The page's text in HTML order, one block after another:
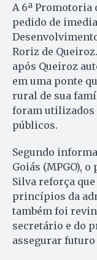
A 6ª Promotoria
pedido de
Roriz de
após Queiroz
em uma ponte
rural de sua
foram utilizados
públicos.
Segundo
Goiás (MPGO),
Silva reforça
princípios da
também foi
secretário e do
assegurar